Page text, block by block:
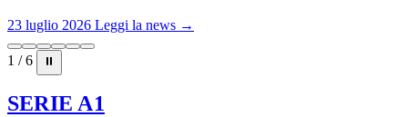
23 luglio 2026 Leggi la news →
1 / 6 ⏸
SERIE A1